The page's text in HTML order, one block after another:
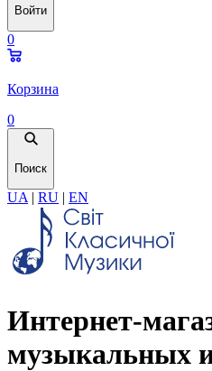
Войти
0
Корзина
0
Поиск
UA | RU | EN
Интернет-
музыкальных